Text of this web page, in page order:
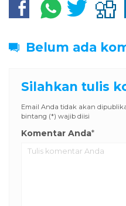
Belum ada
Silahkan tulis
Email Anda tidak akan
bintang (*) wajib diisi
Komentar Anda*